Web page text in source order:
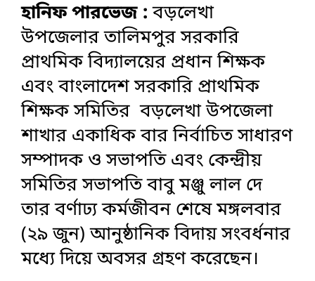
হানিফ পারভেজ : বড়লেখা
উপজেলার তালিমপুর সরকারি
প্রাথমিক বিদ্যালয়ের প্রধান শিক্ষক
এবং বাংলাদেশ সরকারি প্রাথমিক
শিক্ষক সমিতির বড়লেখা উপজেলা
শাখার একাধিক বার নির্বাচিত সাধারণ
সম্পাদক ও সভাপতি এবং কেন্দ্রীয়
সমিতির সভাপতি বাবু মঞ্জু লাল দে
তার বর্ণাঢ্য কর্মজীবন শেষে মঙ্গলবার
(২৯ জুন) আনুষ্ঠানিক বিদায় সংবর্ধনার
মধ্যে দিয়ে অবসর গ্রহণ করেছেন।